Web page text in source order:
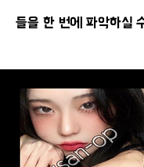
들을 한 번에 파악하실